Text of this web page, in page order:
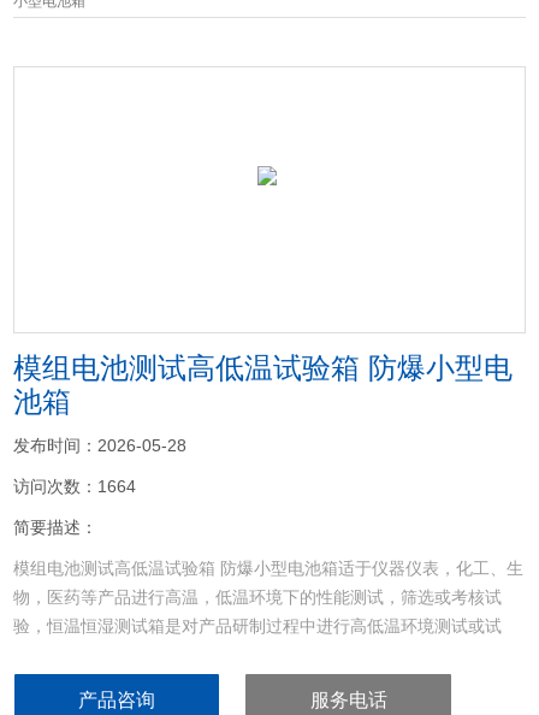
模组电池测试高低温试验箱 防爆小型电
池箱
发布时间：2026-05-28
访问次数：1664
简要描述：
模组电池测试高低温试验箱 防爆小型电池箱适于仪器仪表，化工、生
物，医药等产品进行高温，低温环境下的性能测试，筛选或考核试
验，恒温恒湿测试箱是对产品研制过程中进行高低温环境测试或试
产品咨询 服务电话